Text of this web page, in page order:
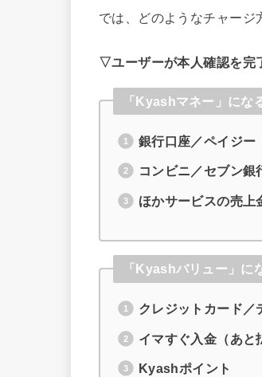
では、どのようなチャージ
▽ユーザーが本人確認を完
「Kyashマネー」にな
銀行口座／ペイジー
コンビニ／セブン銀
ほかサービスの売上
「Kyashバリュー」に
クレジットカード／
イマすぐ入金（あと
Kyashポイント